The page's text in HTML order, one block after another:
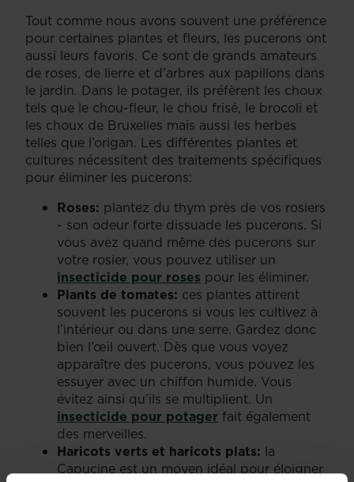
Tout comme nous avons souvent une préférence
pour certaines plantes et fleurs, les pucerons ont
aussi leurs favoris. Ce sont de grands amateurs
de roses, de lierre et d’arbres aux papillons dans
le jardin. Dans le potager, ils préfèrent les choux
tels que le chou-fleur, le chou frisé, le brocoli et
les choux de Bruxelles mais aussi les herbes
telles que l’origan. Les différentes plantes et
cultures nécessitent des traitements spécifiques
pour éliminer les pucerons:
Roses: plantez du thym près de vos rosiers
- son odeur forte dissuade les pucerons. Si
vous avez quand même des pucerons sur
votre rosier, vous pouvez utiliser un
insecticide pour roses pour les éliminer.
Plants de tomates: ces plantes attirent
souvent les pucerons si vous les cultivez à
l’intérieur ou dans une serre. Gardez donc
bien l’œil ouvert. Dès que vous voyez
apparaître des pucerons, vous pouvez les
essuyer avec un chiffon humide. Vous
évitez ainsi qu’ils se multiplient. Un
insecticide pour potager fait également
des merveilles.
Haricots verts et haricots plats: la
Capucine est un moyen idéal pour éloigner